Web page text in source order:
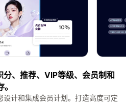
、推荐、VIP等级、会员制和
计和集成会员计划。打造高度可定